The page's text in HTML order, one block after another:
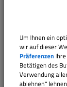
Um Ihnen ein
wir auf dieser
Präferenzen
Betätigen des
Verwendung
ablehnen"